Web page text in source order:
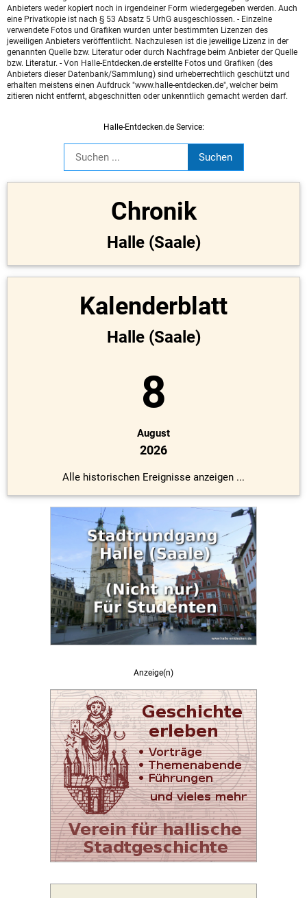
Anbieters weder kopiert noch in irgendeiner Form wiedergegeben werden. Auch
eine Privatkopie ist nach § 53 Absatz 5 UrhG ausgeschlossen. - Einzelne
verwendete Fotos und Grafiken wurden unter bestimmten Lizenzen des
jeweiligen Anbieters veröffentlicht. Nachzulesen ist die jeweilige Lizenz in der
genannten Quelle bzw. Literatur oder durch Nachfrage beim Anbieter der Quelle
bzw. Literatur. - Von Halle-Entdecken.de erstellte Fotos und Grafiken (des
Anbieters dieser Datenbank/Sammlung) sind urheberrechtlich geschützt und
erhalten meistens einen Aufdruck "www.halle-entdecken.de", welcher beim
zitieren nicht entfernt, abgeschnitten oder unkenntlich gemacht werden darf.
Halle-Entdecken.de Service:
Chronik
Halle (Saale)
Kalenderblatt
Halle (Saale)
8
August
2026
Alle historischen Ereignisse anzeigen ...
Anzeige(n)